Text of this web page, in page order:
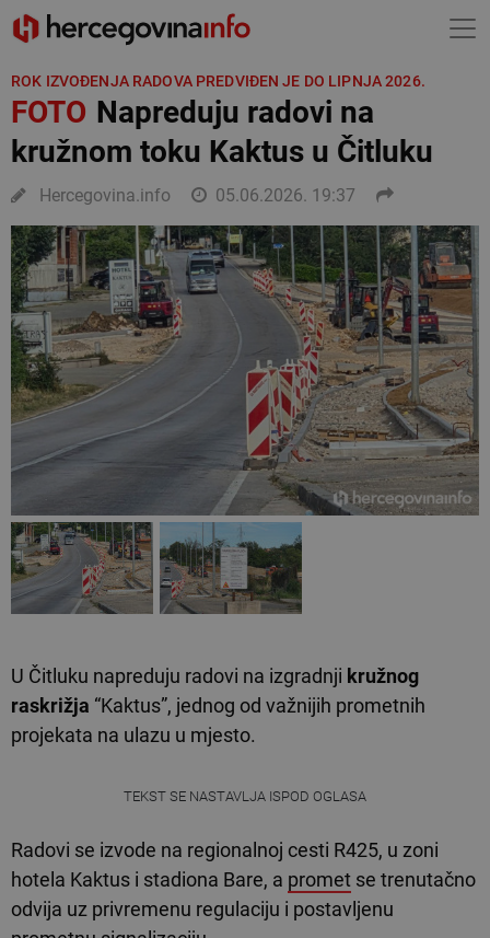
ROK IZVOĐENJA RADOVA PREDVIĐEN JE DO LIPNJA 2026.
FOTONapreduju radovi na
kružnom toku Kaktus u Čitluku
Hercegovina.info 05.06.2026. 19:37
U Čitluku napreduju radovi na izgradnji kružnog
raskrižja “Kaktus”, jednog od važnijih prometnih
projekata na ulazu u mjesto.
TEKST SE NASTAVLJA ISPOD OGLASA
Radovi se izvode na regionalnoj cesti R425, u zoni
hotela Kaktus i stadiona Bare, a promet se trenutačno
odvija uz privremenu regulaciju i postavljenu